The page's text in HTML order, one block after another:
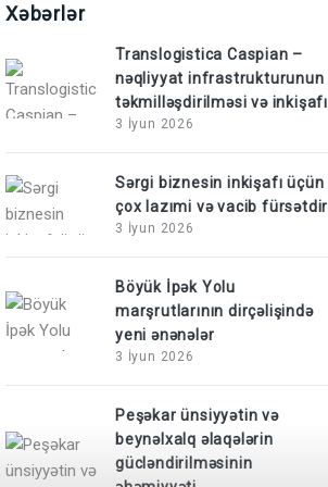
Xəbərlər
Translogistica Caspian –
nəqliyyat infrastrukturunun
təkmilləşdirilməsi və inkişafı
3 İyun 2026
Sərgi biznesin inkişafı üçün
çox lazımi və vacib fürsətdir
3 İyun 2026
Böyük İpək Yolu
marşrutlarının dirçəlişində
yeni ənənələr
3 İyun 2026
Peşəkar ünsiyyətin və
beynəlxalq əlaqələrin
gücləndirilməsinin